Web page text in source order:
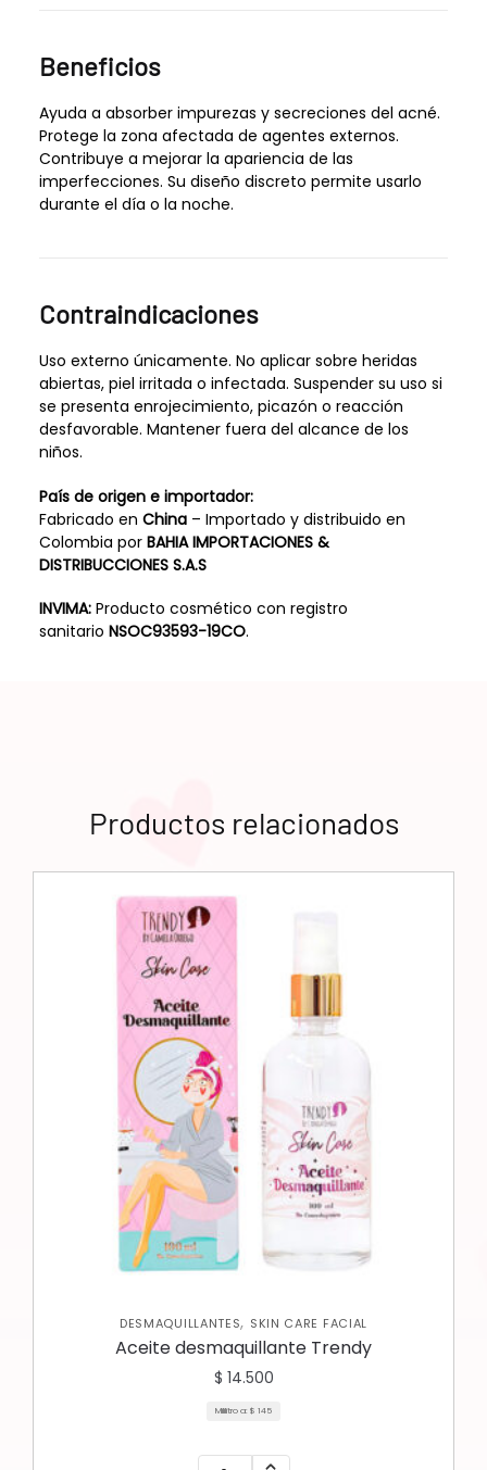
Beneficios
Ayuda a absorber impurezas y secreciones del acné.
Protege la zona afectada de agentes externos.
Contribuye a mejorar la apariencia de las
imperfecciones. Su diseño discreto permite usarlo
durante el día o la noche.
Contraindicaciones
Uso externo únicamente. No aplicar sobre heridas
abiertas, piel irritada o infectada. Suspender su uso si
se presenta enrojecimiento, picazón o reacción
desfavorable. Mantener fuera del alcance de los
niños.
País de origen e importador:
Fabricado en China– Importado y distribuido en
Colombia por BAHIA IMPORTACIONES &
DISTRIBUCCIONES S.A.S
INVIMA:Producto cosmético con registro
sanitario NSOC93593-19CO.
Productos relacionados
DESMAQUILLANTES, SKIN CARE FACIAL
Aceite desmaquillante Trendy
$ 14.500
Mililitro a: $ 145